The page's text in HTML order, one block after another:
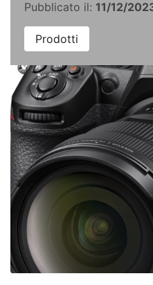
Pubblicato il: 11/12/
Prodotti